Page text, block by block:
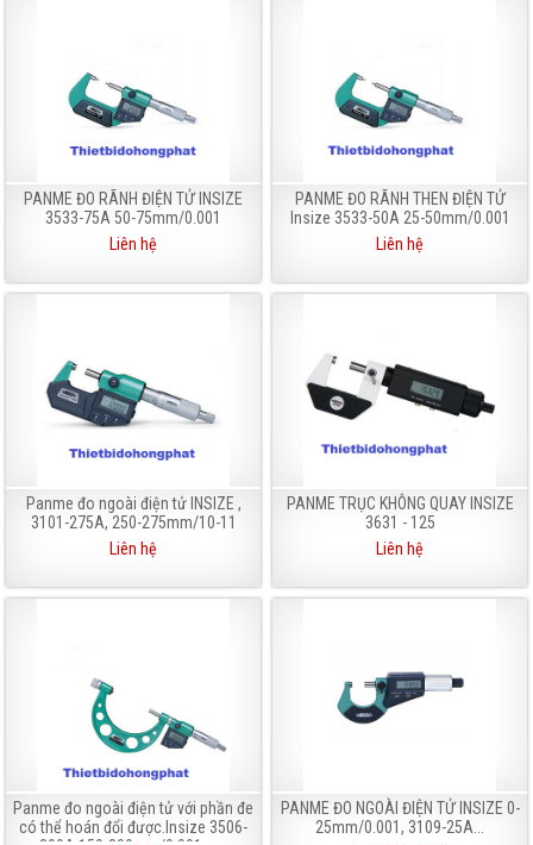
PANME ĐO RÃNH ĐIỆN TỬ INSIZE
3533-75A 50-75mm/0.001
Liên hệ
PANME ĐO RÃNH THEN ĐIỆN TỬ
Insize 3533-50A 25-50mm/0.001
Liên hệ
Panme đo ngoài điện tử INSIZE ,
3101-275A, 250-275mm/10-11
Liên hệ
PANME TRỤC KHÔNG QUAY INSIZE
3631 - 125
Liên hệ
Panme đo ngoài điện tử với phần đe
có thể hoán đổi được.Insize 3506-
PANME ĐO NGOÀI ĐIỆN TỬ INSIZE 0-
25mm/0.001, 3109-25A...